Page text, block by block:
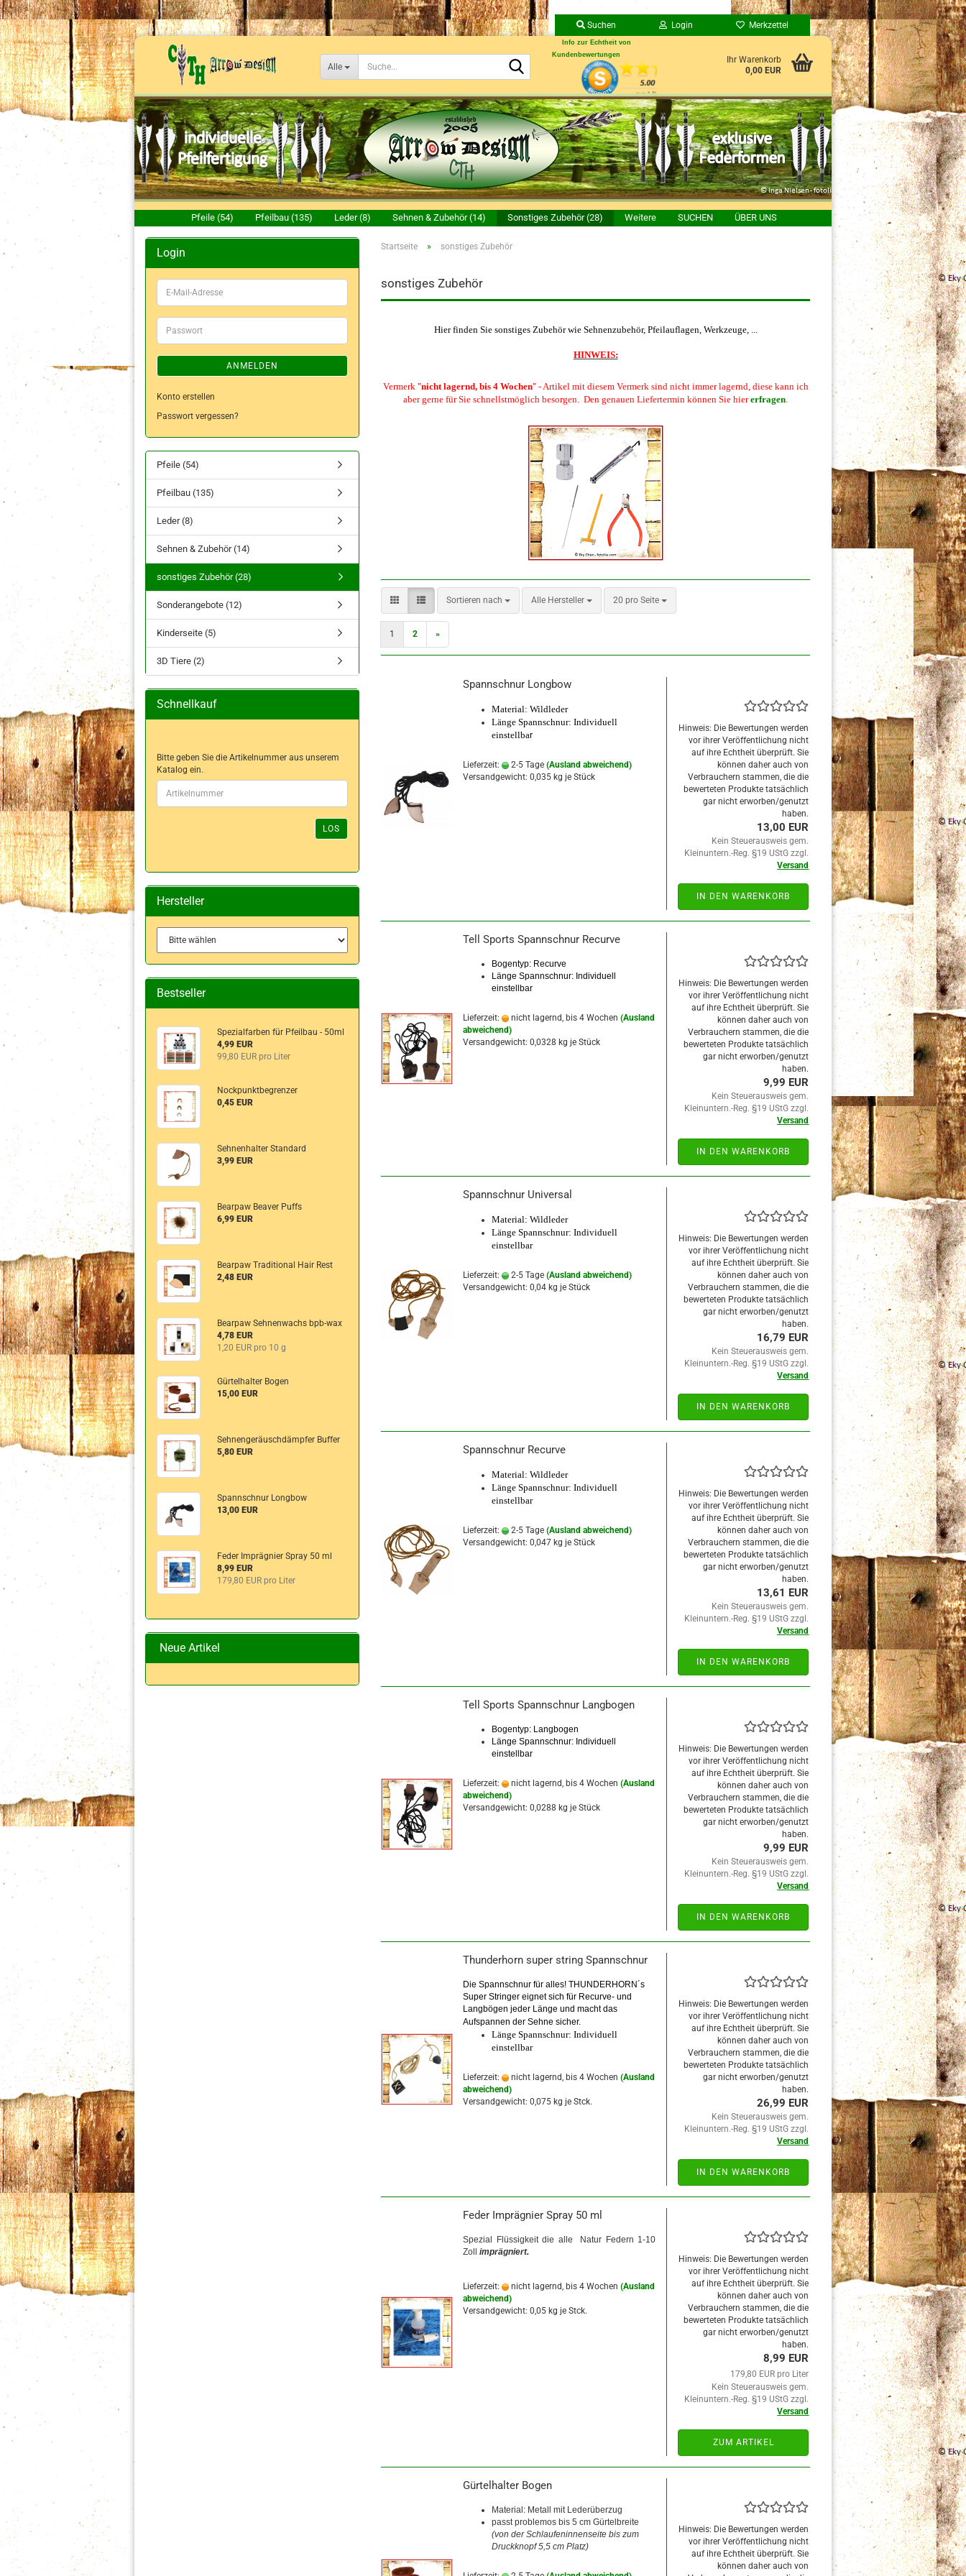
Suchen Login Merkzettel
Alle
Suche...
Info zur Echtheit von
Kundenbewertungen
Ihr Warenkorb
0,00 EUR
Pfeile (54) Pfeilbau (135) Leder (8) Sehnen & Zubehör (14) Sonstiges Zubehör (28) SUCHEN ÜBER UNS
Weitere
Startseite » sonstiges Zubehör
sonstiges Zubehör
Hier finden Sie sonstiges Zubehör wie Sehnenzubehör, Pfeilauflagen, Werkzeuge, ...
HINWEIS:
Vermerk "nicht lagernd, bis 4 Wochen" - Artikel mit diesem Vermerk sind nicht immer lagernd, diese kann ich
aber gerne für Sie schnellstmöglich besorgen. Den genauen Liefertermin können Sie hiererfragen.
Sortieren nach
Sortieren nach Alle Hersteller 20 pro Seite
pro Seite
1 2 »
Spannschnur Longbow
Material: Wildleder
Länge Spannschnur: Individuell
einstellbar
Lieferzeit: 2-5 Tage (Ausland abweichend)
Versandgewicht:0,035 kg je Stück
Hinweis: Die Bewertungen werden
vor ihrer Veröffentlichung nicht
auf ihre Echtheit überprüft. Sie
können daher auch von
Verbrauchern stammen, die die
bewerteten Produkte tatsächlich
gar nicht erworben/genutzt
haben.
13,00 EUR
Kein Steuerausweis gem.
Kleinuntern.-Reg. §19 UStG zzgl.
Versand
IN DEN WARENKORB
Tell Sports Spannschnur Recurve
Bogentyp: Recurve
Länge Spannschnur: Individuell
einstellbar
Lieferzeit: nicht lagernd, bis 4 Wochen (Ausland
abweichend)
Versandgewicht:0,0328 kg je Stück
Hinweis: Die Bewertungen werden
vor ihrer Veröffentlichung nicht
auf ihre Echtheit überprüft. Sie
können daher auch von
Verbrauchern stammen, die die
bewerteten Produkte tatsächlich
gar nicht erworben/genutzt
haben.
9,99 EUR
Kein Steuerausweis gem.
Kleinuntern.-Reg. §19 UStG zzgl.
Versand
IN DEN WARENKORB
Spannschnur Universal
Material: Wildleder
Länge Spannschnur: Individuell
einstellbar
Lieferzeit: 2-5 Tage (Ausland abweichend)
Versandgewicht:0,04 kg je Stück
Hinweis: Die Bewertungen werden
vor ihrer Veröffentlichung nicht
auf ihre Echtheit überprüft. Sie
können daher auch von
Verbrauchern stammen, die die
bewerteten Produkte tatsächlich
gar nicht erworben/genutzt
haben.
16,79 EUR
Kein Steuerausweis gem.
Kleinuntern.-Reg. §19 UStG zzgl.
Versand
IN DEN WARENKORB
Spannschnur Recurve
Material: Wildleder
Länge Spannschnur: Individuell
einstellbar
Lieferzeit: 2-5 Tage (Ausland abweichend)
Versandgewicht:0,047 kg je Stück
Hinweis: Die Bewertungen werden
vor ihrer Veröffentlichung nicht
auf ihre Echtheit überprüft. Sie
können daher auch von
Verbrauchern stammen, die die
bewerteten Produkte tatsächlich
gar nicht erworben/genutzt
haben.
13,61 EUR
Kein Steuerausweis gem.
Kleinuntern.-Reg. §19 UStG zzgl.
Versand
IN DEN WARENKORB
Tell Sports Spannschnur Langbogen
Bogentyp: Langbogen
Länge Spannschnur: Individuell
einstellbar
Lieferzeit: nicht lagernd, bis 4 Wochen (Ausland
abweichend)
Versandgewicht:0,0288 kg je Stück
Hinweis: Die Bewertungen werden
vor ihrer Veröffentlichung nicht
auf ihre Echtheit überprüft. Sie
können daher auch von
Verbrauchern stammen, die die
bewerteten Produkte tatsächlich
gar nicht erworben/genutzt
haben.
9,99 EUR
Kein Steuerausweis gem.
Kleinuntern.-Reg. §19 UStG zzgl.
Versand
IN DEN WARENKORB
Thunderhorn super string Spannschnur
Die Spannschnur für alles! THUNDERHORN´s
Super Stringer eignet sich für Recurve- und
Langbögen jeder Länge und macht das
Aufspannen der Sehne sicher.
Länge Spannschnur: Individuell
einstellbar
Lieferzeit: nicht lagernd, bis 4 Wochen (Ausland
abweichend)
Versandgewicht:0,075 kg je Stck.
Hinweis: Die Bewertungen werden
vor ihrer Veröffentlichung nicht
auf ihre Echtheit überprüft. Sie
können daher auch von
Verbrauchern stammen, die die
bewerteten Produkte tatsächlich
gar nicht erworben/genutzt
haben.
26,99 EUR
Kein Steuerausweis gem.
Kleinuntern.-Reg. §19 UStG zzgl.
Versand
IN DEN WARENKORB
Feder Imprägnier Spray 50 ml
Spezial Flüssigkeit die alle Natur Federn 1-10
Zollimprägniert.
Lieferzeit: nicht lagernd, bis 4 Wochen (Ausland
abweichend)
Versandgewicht:0,05 kg je Stck.
Hinweis: Die Bewertungen werden
vor ihrer Veröffentlichung nicht
auf ihre Echtheit überprüft. Sie
können daher auch von
Verbrauchern stammen, die die
bewerteten Produkte tatsächlich
gar nicht erworben/genutzt
haben.
8,99 EUR
179,80 EUR pro Liter
Kein Steuerausweis gem.
Kleinuntern.-Reg. §19 UStG zzgl.
Versand
ZUM ARTIKEL
Gürtelhalter Bogen
Material: Metall mit Lederüberzug
passt problemos bis 5 cm Gürtelbreite
(von der Schlaufeninnenseite bis zum
Druckknopf 5,5 cm Platz)
Hinweis: Die Bewertungen werden
vor ihrer Veröffentlichung nicht
auf ihre Echtheit überprüft. Sie
können daher auch von
Login
E-
Mail-
Adresse
Passwort
ANMELDEN
Konto erstellen
Passwort vergessen?
Pfeile (54)
Pfeilbau (135)
Leder (8)
Sehnen & Zubehör (14)
sonstiges Zubehör (28)
Sonderangebote (12)
Kinderseite (5)
3D Tiere (2)
Schnellkauf
BITTE
GEBEN
SIE
DIE
ARTIKELNUMMER
Bitte geben Sie die Artikelnummer aus unserem
Katalog ein.
LOS
Hersteller
Bestseller
Spezialfarben für Pfeilbau - 50ml
4,99 EUR
99,80 EUR pro Liter
Nockpunktbegrenzer
0,45 EUR
Sehnenhalter Standard
3,99 EUR
Bearpaw Beaver Puffs
6,99 EUR
Bearpaw Traditional Hair Rest
2,48 EUR
Bearpaw Sehnenwachs bpb-wax
4,78 EUR
1,20 EUR pro 10 g
Gürtelhalter Bogen
15,00 EUR
Sehnengeräuschdämpfer Buffer
5,80 EUR
Spannschnur Longbow
13,00 EUR
Feder Imprägnier Spray 50 ml
8,99 EUR
179,80 EUR pro Liter
Neue Artikel